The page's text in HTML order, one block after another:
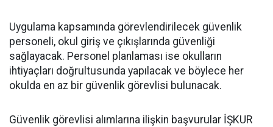
Uygulama kapsamında görevlendirilecek güvenlik
personeli, okul giriş ve çıkışlarında güvenliği
sağlayacak. Personel planlaması ise okulların
ihtiyaçları doğrultusunda yapılacak ve böylece her
okulda en az bir güvenlik görevlisi bulunacak.
Güvenlik görevlisi alımlarına ilişkin başvurular İŞKUR